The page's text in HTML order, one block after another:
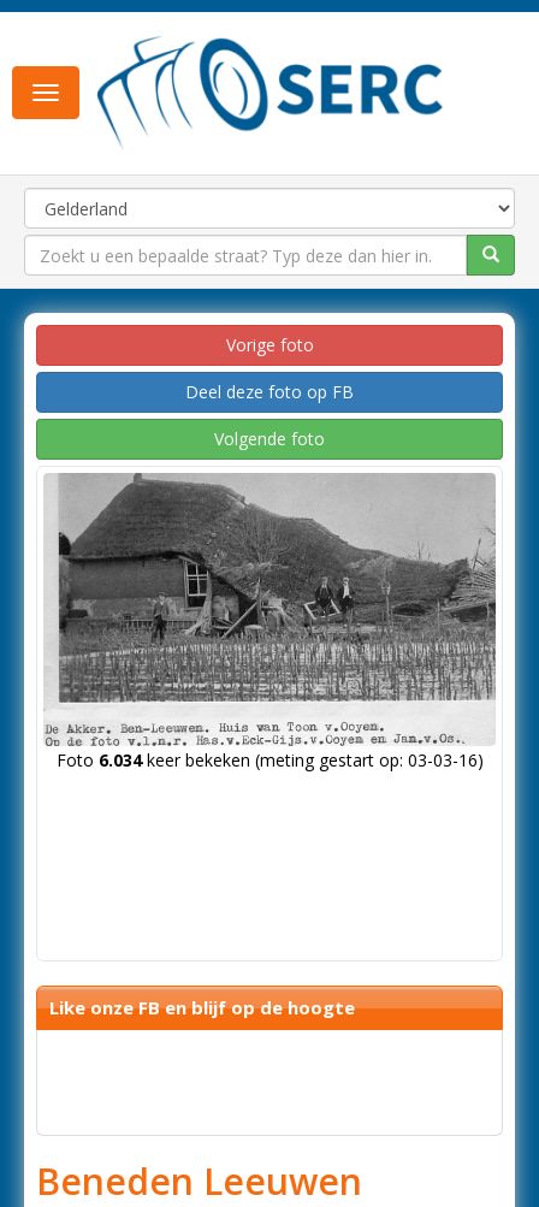
Toggle
navigation
Vorige foto
Deel deze foto op FB
Volgende foto
Foto 6.034keer bekeken (meting gestart op: 03-03-16)
Like onze FB en blijf op de hoogte
Beneden Leeuwen